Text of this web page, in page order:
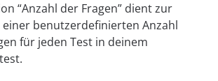
“Anzahl der Fragen” dient zur
einer benutzerdefinierten Anzahl
für jeden Test in deinem